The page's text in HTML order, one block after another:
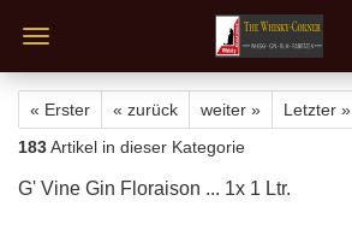
« Erster « zurück weiter »
Letzter »
183Artikel in dieser Kategorie
G' Vine Gin Floraison ... 1x 1 Ltr.